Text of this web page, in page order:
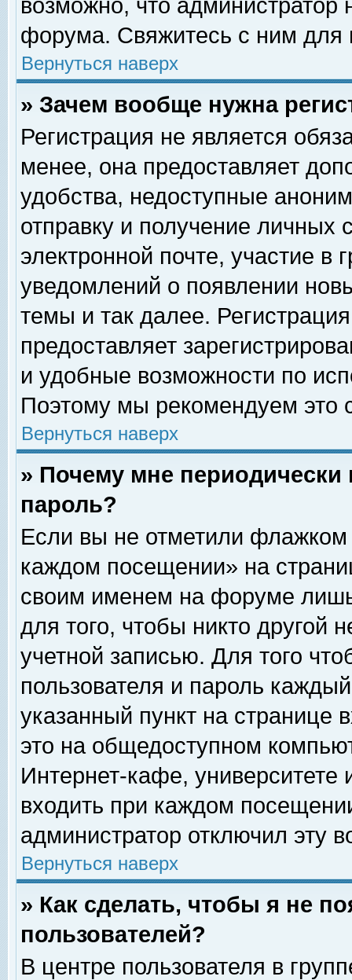
возможно, что
форума. Свяжитесь с ним для
Вернуться наверх
» Зачем вообще нужна
Регистрация не является
менее, она предоставляет
удобства, недоступные
отправку и получение личных
электронной почте, участие в
уведомлений о появлении
темы и так далее.
предоставляет
и удобные возможности по
Поэтому мы рекомендуем это
Вернуться наверх
» Почему мне
пароль?
Если вы не отметили флажком
каждом посещении» на
своим именем на форуме
для того, чтобы никто другой
учетной записью. Для того
пользователя и пароль
указанный пункт на
это на общедоступном
Интернет-кафе, университете
входить при каждом
администратор отключил эту
Вернуться наверх
» Как сделать, чтобы я не
пользователей?
В центре пользователя в